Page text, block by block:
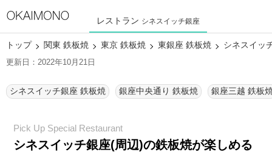
レストラン シネスイッチ銀座
トップ 関東 鉄板焼 東京 鉄板焼 東銀座 鉄板焼 シネスイッ
更新日：2022年10月21日
シネスイッチ銀座 鉄板焼 銀座中央通り 鉄板焼 銀座三越 鉄板
シネスイッチ銀座(周辺)の鉄板焼が楽しめる